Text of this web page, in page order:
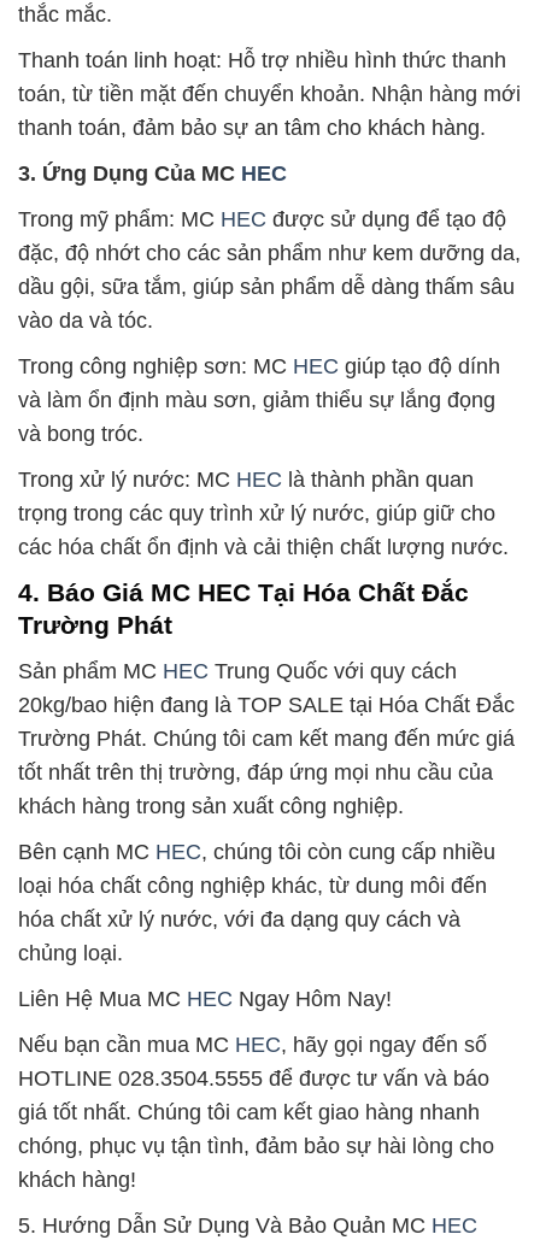
thắc mắc.
Thanh toán linh hoạt: Hỗ trợ nhiều hình thức thanh
toán, từ tiền mặt đến chuyển khoản. Nhận hàng mới
thanh toán, đảm bảo sự an tâm cho khách hàng.
3. Ứng Dụng Của MC HEC
Trong mỹ phẩm: MC HEC được sử dụng để tạo độ
đặc, độ nhớt cho các sản phẩm như kem dưỡng da,
dầu gội, sữa tắm, giúp sản phẩm dễ dàng thấm sâu
vào da và tóc.
Trong công nghiệp sơn: MC HEC giúp tạo độ dính
và làm ổn định màu sơn, giảm thiểu sự lắng đọng
và bong tróc.
Trong xử lý nước: MC HEC là thành phần quan
trọng trong các quy trình xử lý nước, giúp giữ cho
các hóa chất ổn định và cải thiện chất lượng nước.
4. Báo Giá MC HEC Tại Hóa Chất Đắc
Trường Phát
Sản phẩm MC HEC Trung Quốc với quy cách
20kg/bao hiện đang là TOP SALE tại Hóa Chất Đắc
Trường Phát. Chúng tôi cam kết mang đến mức giá
tốt nhất trên thị trường, đáp ứng mọi nhu cầu của
khách hàng trong sản xuất công nghiệp.
Bên cạnh MC HEC, chúng tôi còn cung cấp nhiều
loại hóa chất công nghiệp khác, từ dung môi đến
hóa chất xử lý nước, với đa dạng quy cách và
chủng loại.
Liên Hệ Mua MC HEC Ngay Hôm Nay!
Nếu bạn cần mua MC HEC, hãy gọi ngay đến số
HOTLINE 028.3504.5555 để được tư vấn và báo
giá tốt nhất. Chúng tôi cam kết giao hàng nhanh
chóng, phục vụ tận tình, đảm bảo sự hài lòng cho
khách hàng!
5. Hướng Dẫn Sử Dụng Và Bảo Quản MC HEC